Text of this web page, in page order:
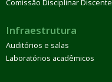
Comissão Disciplinar Discente
Infraestrutura
Auditórios e salas
Laboratórios acadêmicos